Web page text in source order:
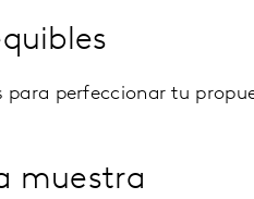
para perfeccionar tu
muestra